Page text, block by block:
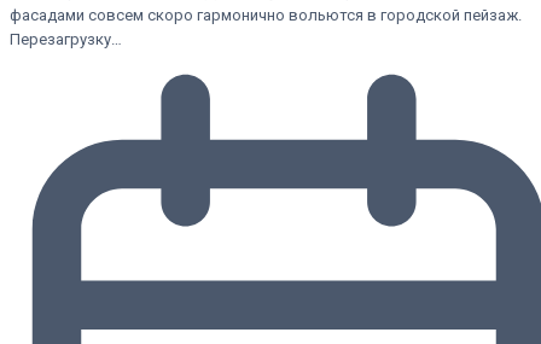
фасадами совсем скоро гармонично вольются в городской пейзаж.
Перезагрузку…